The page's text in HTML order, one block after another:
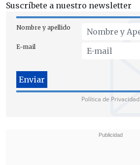
Suscríbete a nuestro newsletter
Nombre y apellido
E-mail
Política de Privacidad